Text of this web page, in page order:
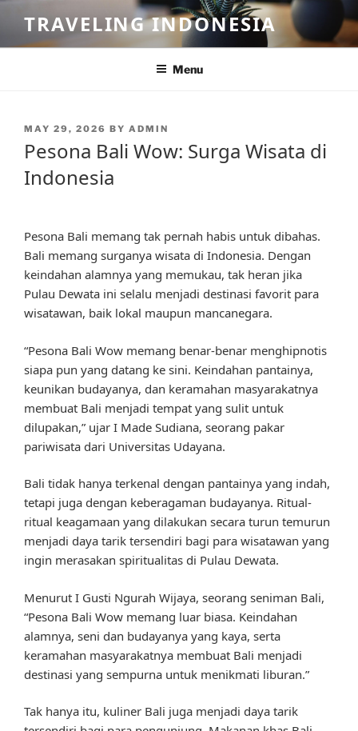
content
TRAVELING INDONESIA
Menu
POSTED
MAY 29, 2026 BY ADMIN
Pesona Bali Wow: Surga Wisata di
Indonesia
Pesona Bali memang tak pernah habis untuk dibahas.
Bali memang surganya wisata di Indonesia. Dengan
keindahan alamnya yang memukau, tak heran jika
Pulau Dewata ini selalu menjadi destinasi favorit para
wisatawan, baik lokal maupun mancanegara.
“Pesona Bali Wow memang benar-benar menghipnotis
siapa pun yang datang ke sini. Keindahan pantainya,
keunikan budayanya, dan keramahan masyarakatnya
membuat Bali menjadi tempat yang sulit untuk
dilupakan,” ujar I Made Sudiana, seorang pakar
pariwisata dari Universitas Udayana.
Bali tidak hanya terkenal dengan pantainya yang indah,
tetapi juga dengan keberagaman budayanya. Ritual-
ritual keagamaan yang dilakukan secara turun temurun
menjadi daya tarik tersendiri bagi para wisatawan yang
ingin merasakan spiritualitas di Pulau Dewata.
Menurut I Gusti Ngurah Wijaya, seorang seniman Bali,
“Pesona Bali Wow memang luar biasa. Keindahan
alamnya, seni dan budayanya yang kaya, serta
keramahan masyarakatnya membuat Bali menjadi
destinasi yang sempurna untuk menikmati liburan.”
Tak hanya itu, kuliner Bali juga menjadi daya tarik